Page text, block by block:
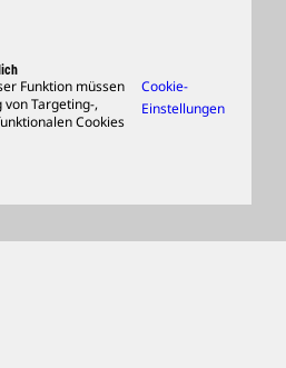
Funktion müssen
von Targeting-,
Cookies
Cookie-
Einstellungen